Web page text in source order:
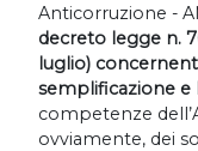
Anticorruzione -
decreto legge n.
luglio)
semplificazione e
competenze
ovviamente, dei